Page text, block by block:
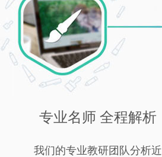
专业名师 全程解析
我们的专业教研团队分析近